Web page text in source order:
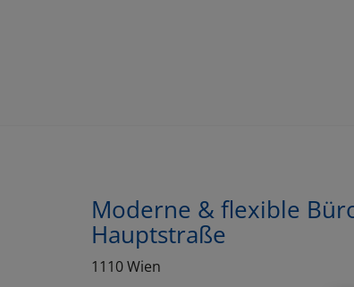
Moderne & flexible
Hauptstraße
1110 Wien